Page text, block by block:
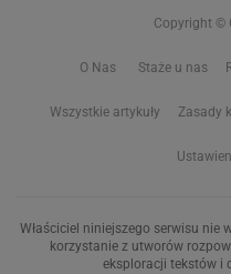
Copyright ©
O Nas Staże u nas
Wszystkie artykuły Zasady
Właściciel niniejszego serwisu nie
korzystanie z utworów
eksploracji tekstów i